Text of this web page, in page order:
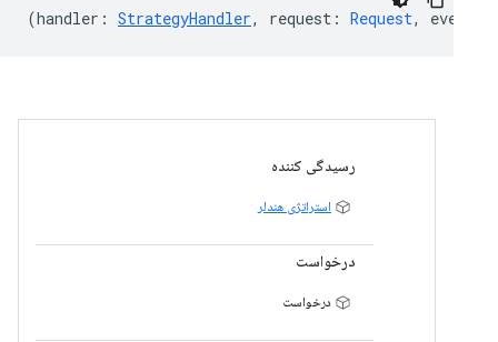
(handler : StrategyHandler, request : Request, event
رسیدگی کننده
استراتژی هندلر
درخواست
درخواست